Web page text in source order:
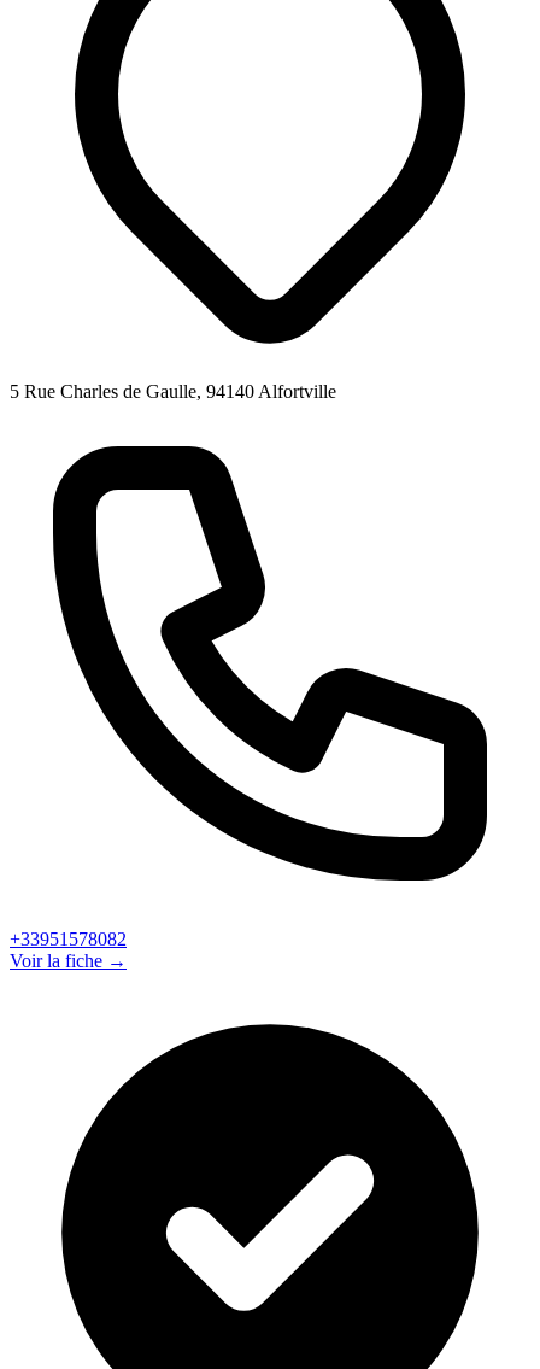
5 Rue Charles de Gaulle, 94140 Alfortville
+33951578082
Voir la fiche →